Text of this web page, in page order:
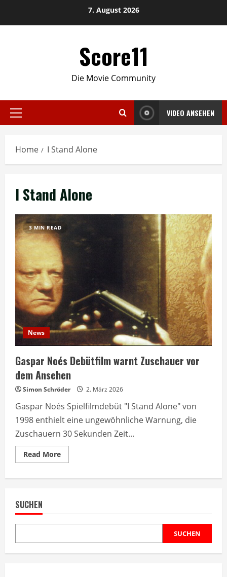
7. August 2026
Score11
Die Movie Community
Primary
VIDEO ANSEHEN
Home I Stand Alone
I Stand Alone
3 MIN READ
News
Gaspar Noés Debütfilm warnt Zuschauer vor
dem Ansehen
Simon Schröder 2. März 2026
Gaspar Noés Spielfilmdebüt "I Stand Alone" von
1998 enthielt eine ungewöhnliche Warnung, die
Zuschauern 30 Sekunden Zeit...
Read MoreRead
more
dem
Ansehen
SUCHEN
SUCHEN